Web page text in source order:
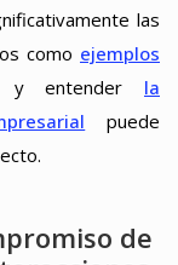
las
como ejemplos
y entender la
puede
de